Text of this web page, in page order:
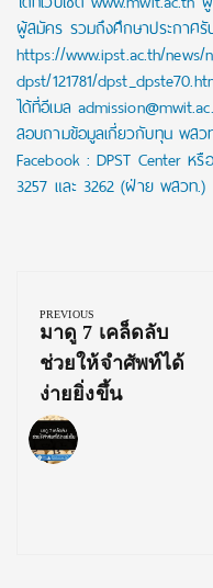
ผู้สมัคร รวมถึงศึกษาประกาศรั
https://www.ipst.ac.th/news/
dpst/121781/
ได้ที่อีเมล
สอบถามข้อมูลเกี่ยวกับทุน พสว
Facebook : DPST Center ห
3257 และ 3262 (ฝ่าย พสวท.)
navigation
PREVIOUS
Previous
Post:
มาดู 7 เคล็ดลับ
ช่วยให้จำศัพท์ได้
ง่ายยิ่งขึ้น